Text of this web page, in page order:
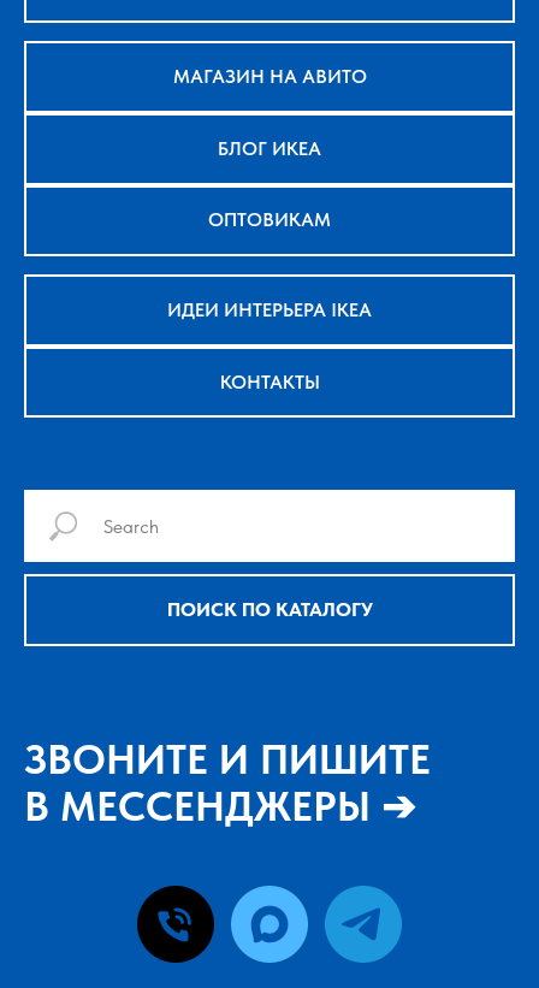
МАГАЗИН НА АВИТО
БЛОГ ИКЕА
ОПТОВИКАМ
ИДЕИ ИНТЕРЬЕРА IKEA
КОНТАКТЫ
ПОИСК ПО КАТАЛОГУ
ЗВОНИТЕ И ПИШИТЕ
В МЕССЕНДЖЕРЫ ➔